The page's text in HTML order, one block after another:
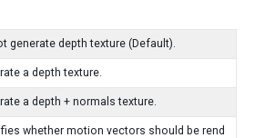
generate depth texture (Default).
a depth texture.
a depth + normals texture.
whether motion vectors should be rend